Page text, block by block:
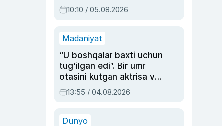
hukmi o‘qildi
10:10 / 05.08.2026
Madaniyat
“U boshqalar baxti uchun
tug‘ilgan edi”. Bir umr
otasini kutgan aktrisa va
dublyaj ustasi Rimma
Ahmedovaning
13:55 / 04.08.2026
Dunyo